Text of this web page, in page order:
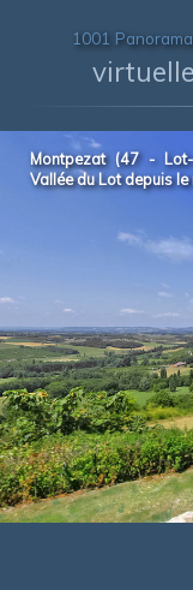
1001
Montpezat (47 -
Vallée du Lot depuis le